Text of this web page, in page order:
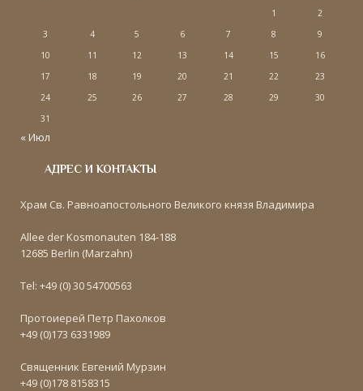
1
2
3
4 5 6 7 8
9
10
11 12 13 14 15
16
17
18 19 20 21 22
23
24
25 26 27 28 29
30
31
« Июл
АДРЕС И КОНТАКТЫ
Храм Св. Равноапостольного Великого князя Владимира
Allee der Kosmonauten 184-188
12685 Berlin (Marzahn)
Tel: +49 (0) 30 54700563
Протоиерей Петр Пахолков
+49 (0)173 6331989
Священник Евгений Мурзин
+49 (0)178 8158315